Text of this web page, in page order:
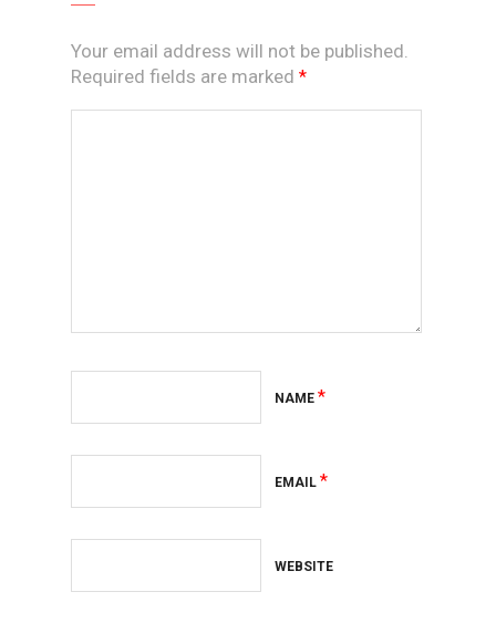
Your email address will not be published.
Required fields are marked *
NAME *
EMAIL *
WEBSITE